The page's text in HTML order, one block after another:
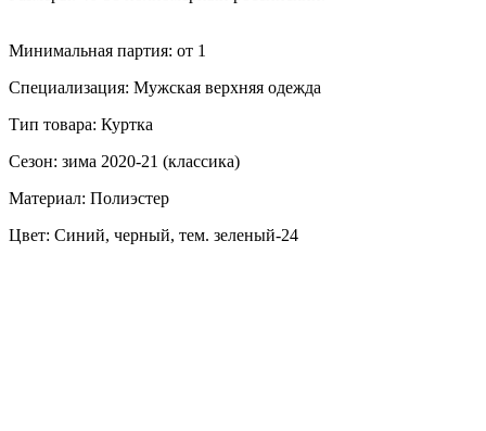
Минимальная партия: от 1
Специализация: Мужская верхняя одежда
Тип товара: Куртка
Сезон: зима 2020-21 (классика)
Материал: Полиэстер
Цвет: Синий, черный, тем. зеленый-24